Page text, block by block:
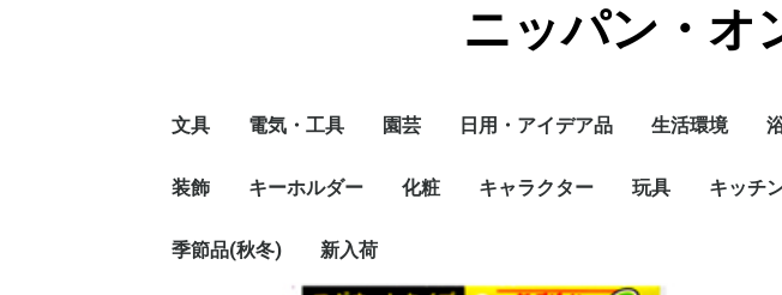
ニッパン・オ
文具 電気・工具 園芸 日用・アイデア品 生活環境
装飾 キーホルダー 化粧 キャラクター 玩具 キッチ
季節品(秋冬) 新入荷